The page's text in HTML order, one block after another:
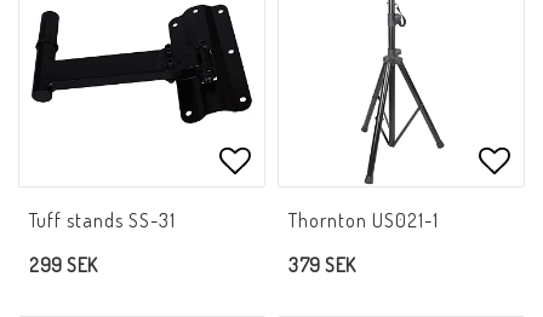
Lägg till i favoritlistan
Tuff stands SS-31
299 SEK
Thornton US021-1
379 SEK